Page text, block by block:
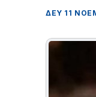
ΔΕΥ 11